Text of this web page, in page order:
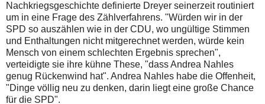
Nachkriegsgeschichte definierte Dreyer seinerzeit routiniert
um in eine Frage des Zählverfahrens. "Würden wir in der
SPD so auszählen wie in der CDU, wo ungültige Stimmen
und Enthaltungen nicht mitgerechnet werden, würde kein
Mensch von einem schlechten Ergebnis sprechen",
verteidigte sie ihre kühne These, "dass Andrea Nahles
genug Rückenwind hat". Andrea Nahles habe die Offenheit,
"Dinge völlig neu zu denken, darin liegt eine große Chance
für die SPD".